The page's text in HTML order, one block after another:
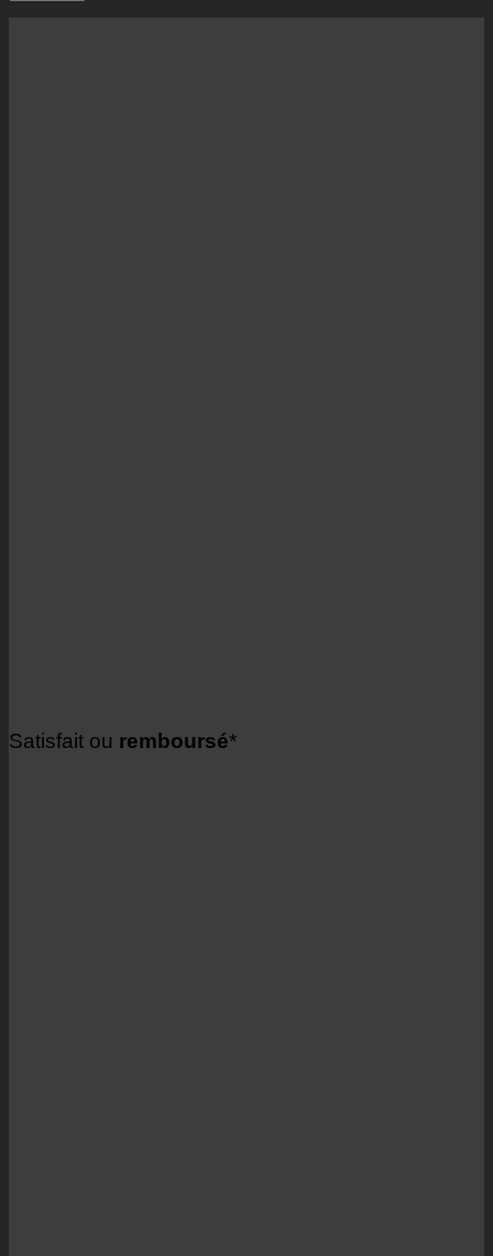
Satisfait ou remboursé*